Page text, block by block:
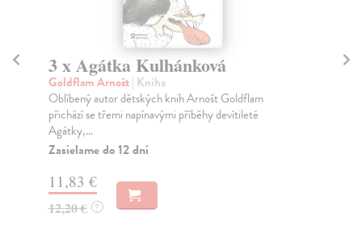
3 x Agátka Kulhánková
Goldflam Arnošt| Kniha
Oblíbený autor dětských knih Arnošt Goldflam
přichází se třemi napínavými příběhy devítileté
Agátky,...
Zasielame do 12 dní
11,83 €
12,20 € ?